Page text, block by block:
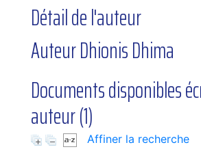
Détail de l'auteur
Auteur Dhionis Dhima
Documents disponibles
auteur (1)
Affiner la recherche